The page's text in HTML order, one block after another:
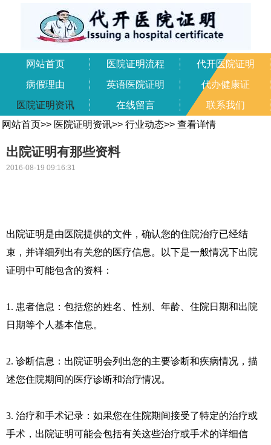
网站首页 医院证明流程
代开医院证明
病假理由
英语医院证明
代办健康证
医院证明资讯
在线留言
联系我们
网站首页>> 医院证明资讯>> 行业动态>> 查看详情
出院证明有那些资料
2016-08-19 09:16:31
出院证明是由医院提供的文件，确认您的住院治疗已经结
束，并详细列出有关您的医疗信息。以下是一般情况下出院
证明中可能包含的资料：
1. 患者信息：包括您的姓名、性别、年龄、住院日期和出院
日期等个人基本信息。
2. 诊断信息：出院证明会列出您的主要诊断和疾病情况，描
述您住院期间的医疗诊断和治疗情况。
3. 治疗和手术记录：如果您在住院期间接受了特定的治疗或
手术，出院证明可能会包括有关这些治疗或手术的详细信